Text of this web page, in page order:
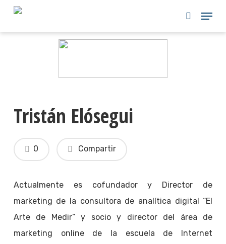
Skip
Tristán Elósegui
Compartir
0
Actualmente es cofundador y Director de
marketing de la consultora de analítica digital “El
Arte de Medir” y socio y director del área de
marketing online de la escuela de Internet